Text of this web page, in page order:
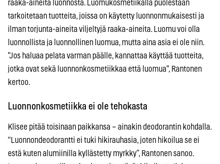
raaka-aineita luonnosta. Luomukosmetiikalla puolestaan
tarkoitetaan tuotteita, joissa on käytetty luonnonmukaisesti ja
ilman torjunta-aineita viljeltyjä raaka-aineita. Luomu voi olla
luonnollista ja luonnollinen luomua, mutta aina asia ei ole niin.
"Jos haluaa pelata varman päälle, kannattaa käyttää tuotteita,
jotka ovat sekä luonnonkosmetiikkaa että luomua", Rantonen
kertoo.
Luonnonkosmetiikka ei ole tehokasta
Klisee pitää toisinaan paikkansa – ainakin deodorantin kohdalla.
“Luonnondeodorantti ei tuki hikirauhasia, joten hikoilua se ei
estä kuten alumiinilla kyllästetty myrkky”, Rantonen sanoo.